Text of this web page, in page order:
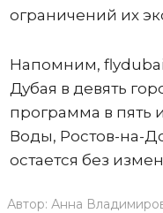
ограничений их
Напомним,
Дубая в девять
программа в пять
Воды, Ростов-на-
остается без
Автор: Анна